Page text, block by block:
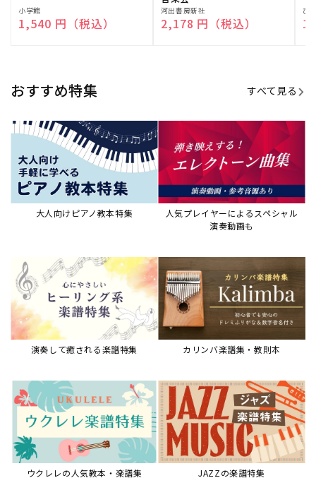
販
売
小学館
通常価格
1,540 円（税込）
販
売
河出書房新社
通常価格
2,178 円（税込）
販
売
ひ
おすすめ特集 すべて見る
大人向けピアノ教本特集
人気プレイヤーによるスペシャル
演奏動画も
演奏して癒される楽譜特集 カリンバ楽譜集・教則本
ウクレレの人気教本・楽譜集 JAZZの楽譜特集